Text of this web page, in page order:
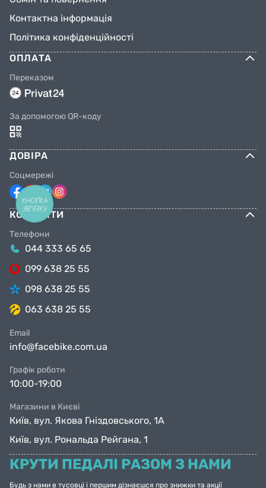
Контактна інформація
Політика конфіденційності
ОПЛАТА
Переказом
За допомогою QR-коду
ДОВІРА
Соцмережі
КОНТАКТИ
Телефони
044 333 65 65
099 638 25 55
098 638 25 55
063 638 25 55
Email
info@facebike.com.ua
Графік роботи
10:00-19:00
Магазини в Києві
Київ, вул. Якова Гніздовського, 1А
Київ, вул. Рональда Рейгана, 1
КРУТИ ПЕДАЛІ РАЗОМ З НАМИ
Будь з нами в тусовці і першим дізнаєшся про знижки та акції
КНОПКА
ЗВ'ЯЗКУ